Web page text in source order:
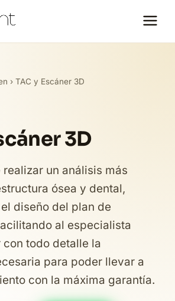
› TAC y Escáner 3D
3D
realizar un análisis más
ósea y dental,
diseño del plan de
al especialista
todo detalle la
para poder llevar a
con la máxima garantía.